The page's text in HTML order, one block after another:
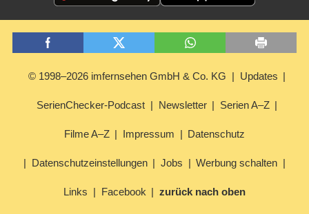
© 1998–2026 imfernsehen GmbH & Co. KG Updates
SerienChecker-Podcast Newsletter Serien A–Z
Filme A–Z Impressum Datenschutz
Datenschutzeinstellungen Jobs Werbung schalten
Links Facebook zurück nach oben